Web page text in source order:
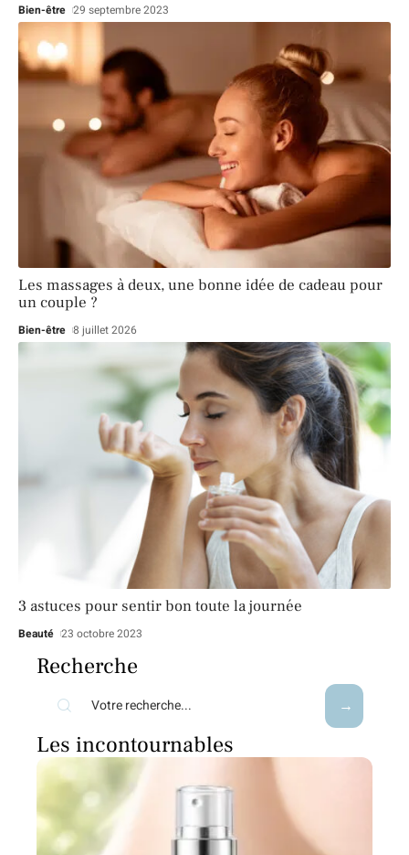
Bien-être 29 septembre 2023
Les massages à deux, une bonne idée de cadeau pour
un couple ?
Bien-être 8 juillet 2026
3 astuces pour sentir bon toute la journée
Beauté 23 octobre 2023
Recherche
Les incontournables